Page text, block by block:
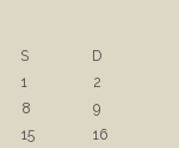
S
D
1
2
8
9
15
16